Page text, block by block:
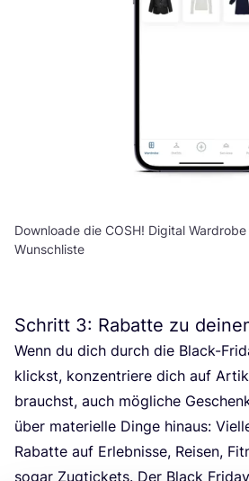
Downloade die COSH! Digital
Wunschliste
Schritt 3: Rabatte zu
Wenn du dich durch die Black-
klickst, kon­zen­trie­re dich auf
brauchst, auch mög­li­che
über mate­ri­el­le Din­ge hin­aus:
Rabat­te auf Erleb­nis­se, Rei­sen,
sogar Zug­ti­ckets. Der Black